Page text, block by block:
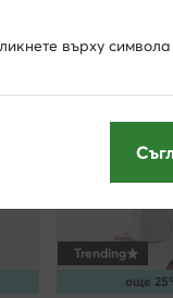
още
Trending
върху
партньори да
този начин данни
обаче няма
на Вашия
да управлявате